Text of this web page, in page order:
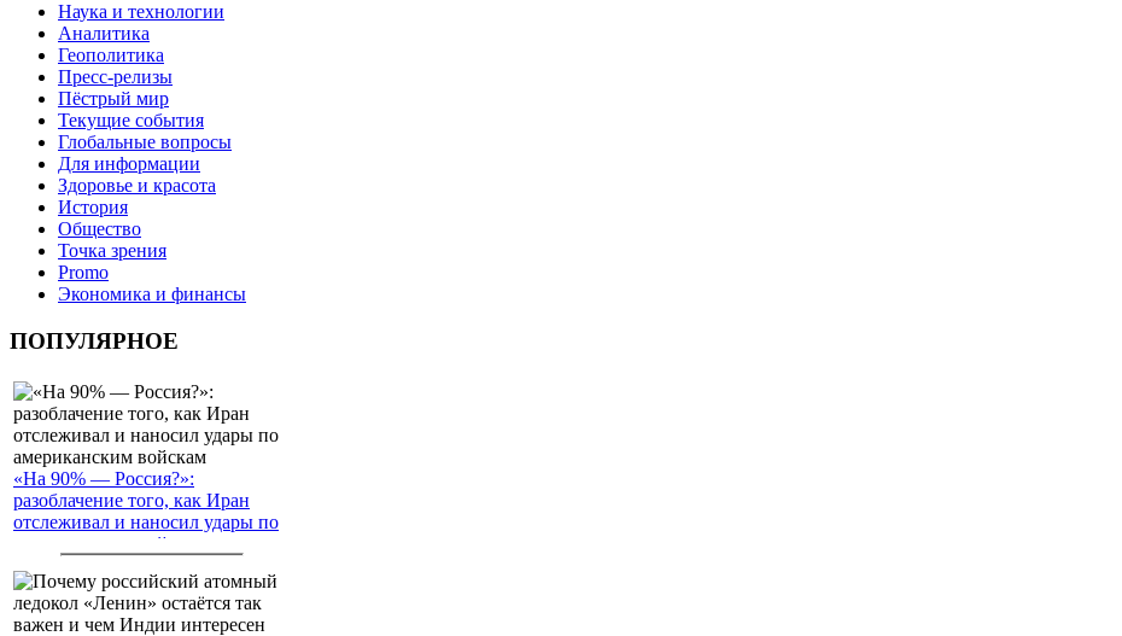
Наука и технологии
Аналитика
Геополитика
Пресс-релизы
Пёстрый мир
Текущие события
Глобальные вопросы
Для информации
Здоровье и красота
История
Общество
Точка зрения
Promo
Экономика и финансы
ПОПУЛЯРНОЕ
«На 90% — Россия?»:
разоблачение того, как Иран
отслеживал и наносил удары по
американским войскам